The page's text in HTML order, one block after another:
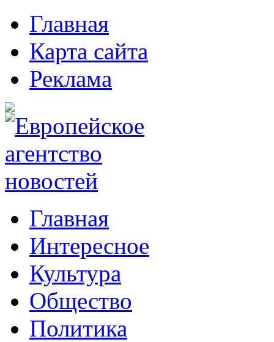
Главная
Карта сайта
Реклама
Главная
Интересное
Культура
Общество
Политика